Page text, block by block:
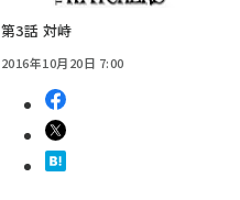
第3話 対峙
2016年10月20日 7:00